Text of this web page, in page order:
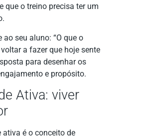
que o treino precisa ter um
ao seu aluno: “O que o
a fazer que hoje sente
para desenhar os
e propósito.
Ativa: viver
ativa é o conceito de